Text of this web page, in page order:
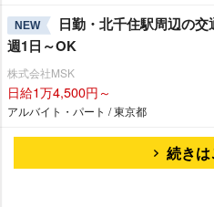
NEW
日勤・北千住駅周辺の
週1日～OK
株式会社MSK
日給1万4,500円～
アルバイト・パート / 東京都
続きは